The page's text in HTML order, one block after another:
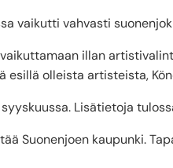
vaikutti vahvasti
illan
esillä olleista artisteista,
Lisätietoja
Suonenjoen kaupunki.